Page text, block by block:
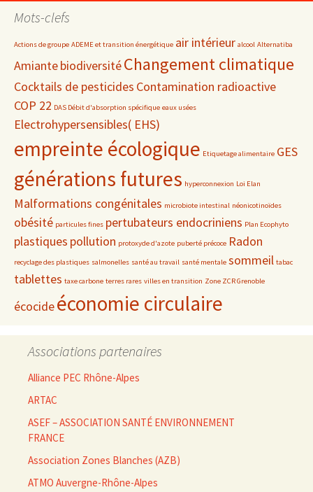
date
Mots-clefs
Actions de groupe ADEME et transition énergétique air intérieur alcool Alternatiba
AmiantebiodiversitéChangement climatique
Cocktails de pesticides Contamination radioactive
COP 22 DAS Débit d'absorption spécifique eaux usées
Electrohypersensibles( EHS)
empreinte écologique Etiquetage alimentaire GES
générations futures hyperconnexion Loi Elan
Malformations congénitales microbiote intestinal néonicotinoïdes
obésité particules fines pertubateurs endocriniens Plan Ecophyto
plastiques pollution protoxyde d'azote puberté précoce Radon
recyclage des plastiques salmonelles santé au travail santé mentale sommeil tabac
tablettes taxe carbone terres rares villes en transition Zone ZCR Grenoble
écocideéconomie circulaire
Associations partenaires
Alliance PEC Rhône-Alpes
ARTAC
ASEF – ASSOCIATION SANTÉ ENVIRONNEMENT
FRANCE
Association Zones Blanches (AZB)
ATMO Auvergne-Rhône-Alpes